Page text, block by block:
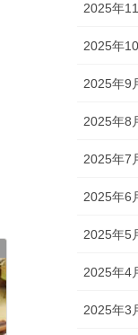
2025年
2025年
2025年9
2025年8
2025年7
2025年6
2025年5
2025年4
2025年3